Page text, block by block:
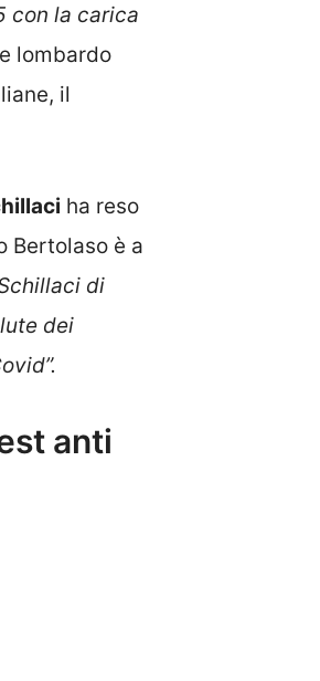
con la carica
lombardo
il
ha reso
Bertolaso è a
di
dei
anti